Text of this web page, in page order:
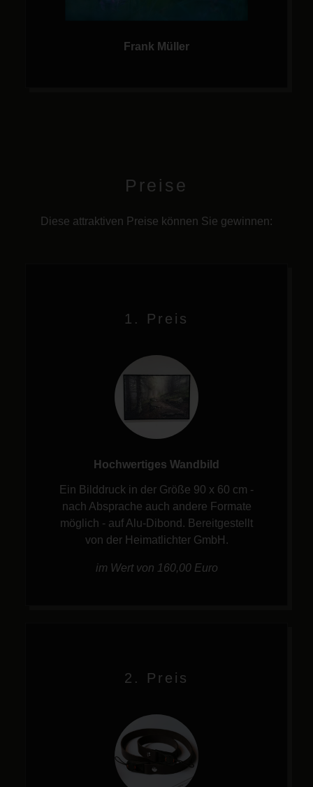
Frank Müller
Preise
Diese attraktiven Preise können Sie gewinnen:
1. Preis
Hochwertiges Wandbild
Ein Bilddruck in der Größe 90 x 60 cm -
nach Absprache auch andere Formate
möglich - auf Alu-Dibond. Bereitgestellt
von der Heimatlichter GmbH.
im Wert von 160,00 Euro
2. Preis